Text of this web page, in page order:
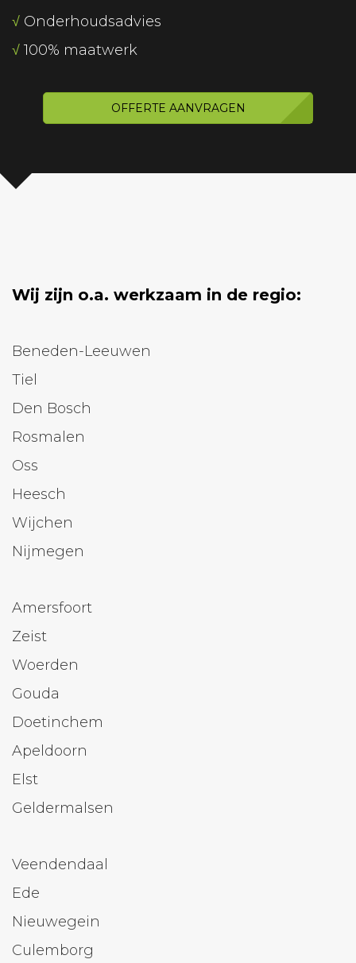
√ Onderhoudsadvies
√ 100% maatwerk
OFFERTE AANVRAGEN
Wij zijn o.a. werkzaam in de regio:
Beneden-Leeuwen
Tiel
Den Bosch
Rosmalen
Oss
Heesch
Wijchen
Nijmegen
Amersfoort
Zeist
Woerden
Gouda
Doetinchem
Apeldoorn
Elst
Geldermalsen
Veendendaal
Ede
Nieuwegein
Culemborg